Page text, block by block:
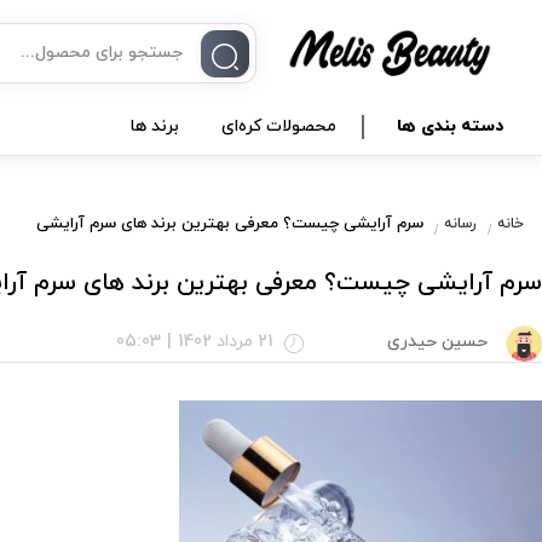
دسته بندی ها محصولات کره‌ای برند ها
خانه رسانه سرم آرایشی چیست؟ معرفی بهترین برند های سرم آرایشی
سرم آرایشی چیست؟ معرفی بهترین برند های سرم
حسین حیدری 21 مرداد 1402 05:03